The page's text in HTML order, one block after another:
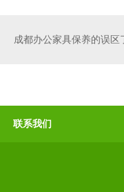
成都办公家具保养的误区
联系我们